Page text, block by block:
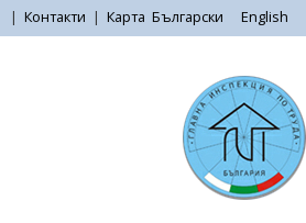
Български English
| Контакти | Карта